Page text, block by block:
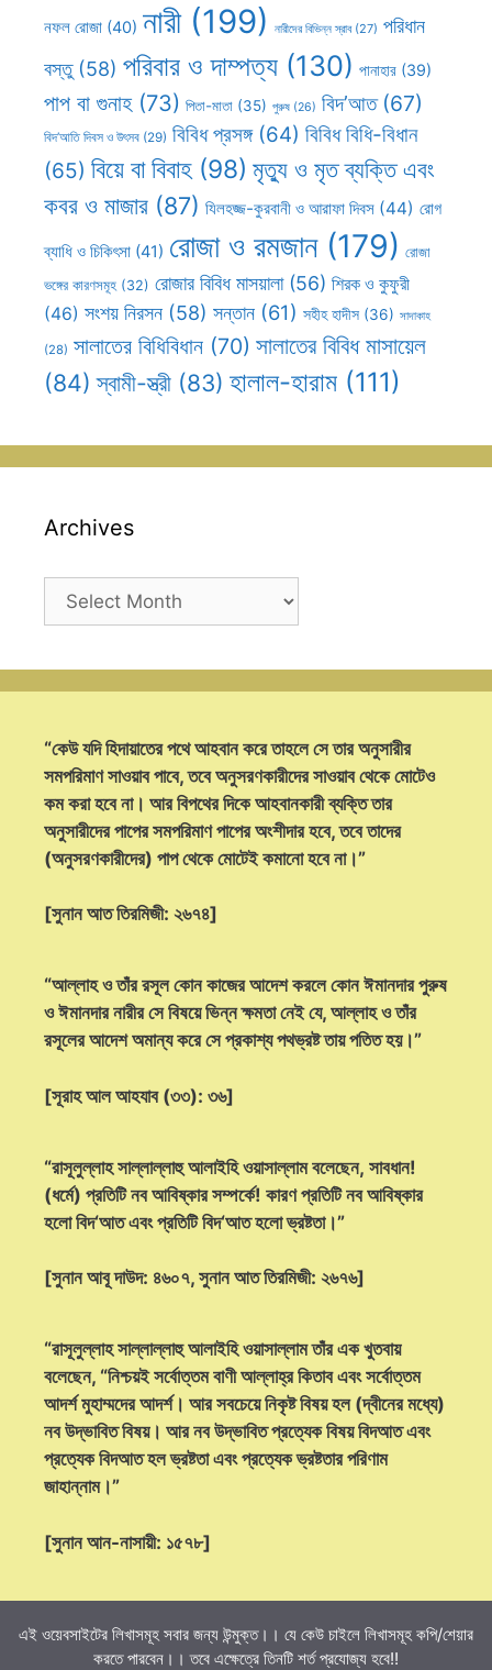
নফল রোজা (40) নারী(199) নারীদের বিভিন্ন স্রাব(27) পরিধান
বস্তু(58) পরিবার ও দাম্পত্য (130) পানাহার (39)
পাপ বা গুনাহ(73) পিতা-মাতা (35) পুরুষ (26) বিদ’আত(67)
বিদ’আতি দিবস ও উৎসব (29) বিবিধ প্রসঙ্গ(64) বিবিধ বিধি-বিধান
(65) বিয়ে বা বিবাহ (98) মৃত্যু ও মৃত ব্যক্তি এবং
কবর ও মাজার (87) যিলহজ্জ-কুরবানী ও আরাফা দিবস (44) রোগ
ব্যাধি ও চিকিৎসা (41) রোজা ও রমজান(179) রোজা
ভঙ্গের কারণসমূহ (32) রোজার বিবিধ মাসয়ালা(56) শিরক ও কুফুরী
(46) সংশয় নিরসন (58) সন্তান (61) সহীহ হাদীস (36) সাদাকাহ
(28) সালাতের বিধিবিধান (70) সালাতের বিবিধ মাসায়েল
(84) স্বামী-স্ত্রী (83) হালাল-হারাম (111)
Archives
Archives
“কেউ যদি হিদায়াতের পথে আহবান করে তাহলে সে তার অনুসারীর
সমপরিমাণ সাওয়াব পাবে, তবে অনুসরণকারীদের সাওয়াব থেকে মোটেও
কম করা হবে না। আর বিপথের দিকে আহবানকারী ব্যক্তি তার
অনুসারীদের পাপের সমপরিমাণ পাপের অংশীদার হবে, তবে তাদের
(অনুসরণকারীদের) পাপ থেকে মোটেই কমানো হবে না।”
[সুনান আত তিরমিজী: ২৬৭৪]
“আল্লাহ ও তাঁর রসূল কোন কাজের আদেশ করলে কোন ঈমানদার পুরুষ
ও ঈমানদার নারীর সে বিষয়ে ভিন্ন ক্ষমতা নেই যে, আল্লাহ ও তাঁর
রসূলের আদেশ অমান্য করে সে প্রকাশ্য পথভ্রষ্ট তায় পতিত হয়।”
[সূরাহ আল আহযাব (৩৩): ৩৬]
“রাসূলুল্লাহ সাল্লাল্লাহু আলাইহি ওয়াসাল্লাম বলেছেন, সাবধান!
(ধর্মে) প্রতিটি নব আবিষ্কার সম্পর্কে! কারণ প্রতিটি নব আবিষ্কার
হলো বিদ‘আত এবং প্রতিটি বিদ‘আত হলো ভ্রষ্টতা।”
[সুনান আবূ দাউদ: ৪৬০৭, সুনান আত তিরমিজী: ২৬৭৬]
“রাসূলুল্লাহ সাল্লাল্লাহু আলাইহি ওয়াসাল্লাম তাঁর এক খুতবায়
বলেছেন, “নিশ্চয়ই সর্বোত্তম বাণী আল্লাহ্‌র কিতাব এবং সর্বোত্তম
আদর্শ মুহাম্মদের আদর্শ। আর সবচেয়ে নিকৃষ্ট বিষয় হল (দ্বীনের মধ্যে)
নব উদ্ভাবিত বিষয়। আর নব উদ্ভাবিত প্রত্যেক বিষয় বিদআত এবং
প্রত্যেক বিদআত হল ভ্রষ্টতা এবং প্রত্যেক ভ্রষ্টতার পরিণাম
জাহান্নাম।”
[সুনান আন-নাসায়ী: ১৫৭৮]
এই ওয়েবসাইটের লিখাসমূহ সবার জন্য উন্মুক্ত।। যে কেউ চাইলে লিখাসমূহ কপি/শেয়ার
করতে পারবেন।। তবে এক্ষেত্রে তিনটি শর্ত প্রযোজ্য হবে!!